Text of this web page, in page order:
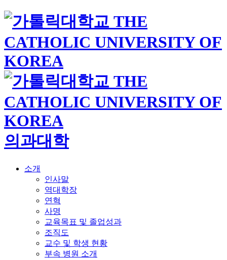
의과대학
소개
인사말
역대학장
연혁
사명
교육목표 및 졸업성과
조직도
교수 및 학생 현황
부속 병원 소개